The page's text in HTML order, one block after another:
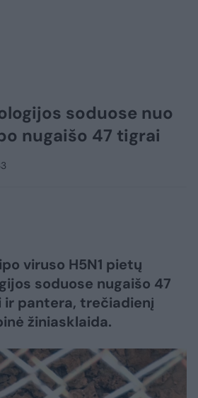
soduose nuo
nugaišo 47 tigrai
viruso H5N1 pietų
soduose nugaišo 47
pantera, trečiadienį
žiniasklaida.